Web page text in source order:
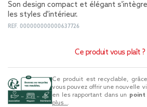
Son design compact et élégant
les styles d'intérieur.
REF. 000000000000637726
Ce produit vous plaît ?
Ce produit est recyclable,
vous pouvez offrir une nouvelle
en les rapportant dans un
plus....